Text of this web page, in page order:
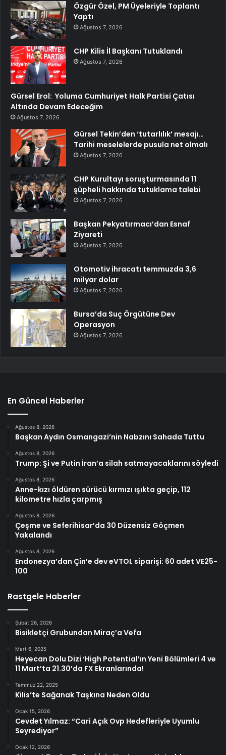
Özgür Özel, PM Üyeleriyle Toplantı
Yaptı
Ağustos 7, 2026
CHP Kilis İl Başkanı Tutuklandı
Ağustos 7, 2026
Gürsel Erol: Yoluma Cumhuriyet Halk Partisi Çatısı
Altında Devam Edeceğim
Ağustos 7, 2026
Gürsel Tekin’den ‘tutarlılık’ mesajı…
Tarihi meselelerde pusula net olmalı
Ağustos 7, 2026
CHP Kurultayı soruşturmasında 11
şüpheli hakkında tutuklama talebi
Ağustos 7, 2026
Başkan Pekyatırmacı’dan Esnaf
Ziyareti
Ağustos 7, 2026
Otomotiv ihracatı temmuzda 3,6
milyar dolar
Ağustos 7, 2026
Bursa’da Suç Örgütüne Dev
Operasyon
Ağustos 7, 2026
En Güncel Haberler
Ağustos 8, 2026
Başkan Aydın Osmangazi’nin Nabzını Sahada Tuttu
Ağustos 8, 2026
Trump: Şi ve Putin İran’a silah satmayacaklarını söyledi
Ağustos 8, 2026
Anne-kızı öldüren sürücü kırmızı ışıkta geçip, 112
kilometre hızla çarpmış
Ağustos 8, 2026
Çeşme ve Seferihisar’da 30 Düzensiz Göçmen
Yakalandı
Ağustos 8, 2026
Endonezya’dan Çin’e dev eVTOL siparişi: 60 adet VE25-
100
Rastgele Haberler
Şubat 26, 2026
Bisikletçi Grubundan Miraç’a Vefa
Mart 6, 2025
Heyecan Dolu Dizi ‘High Potential’ın Yeni Bölümleri 4 ve
11 Mart’ta 21.30’da FX Ekranlarında!
Temmuz 22, 2025
Kilis’te Sağanak Taşkına Neden Oldu
Ocak 15, 2026
Cevdet Yılmaz: “Cari Açık Ovp Hedefleriyle Uyumlu
Seyrediyor”
Ocak 12, 2026